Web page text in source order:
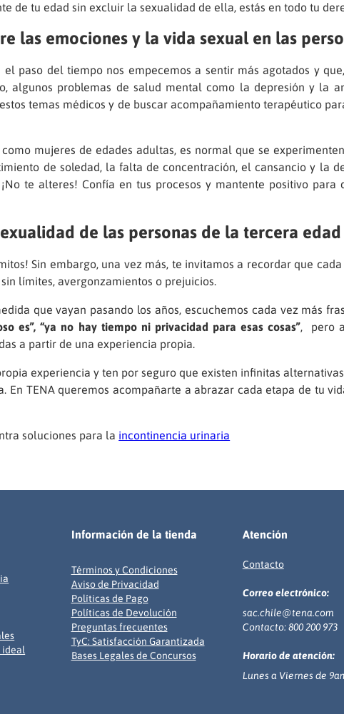
de tu edad sin excluir la sexualidad de ella, estás en todo tu
las emociones y la vida sexual en las
el paso del tiempo nos empecemos a sentir más agotados y
algunos problemas de salud mental como la depresión y la
temas médicos y de buscar acompañamiento terapéutico
mujeres de edades adultas, es normal que se
de soledad, la falta de concentración, el cansancio y la
te alteres! Confía en tus procesos y mantente positivo
de las personas de la tercera edad
Sin embargo, una vez más, te invitamos a recordar que
límites, avergonzamientos o prejuicios.
que vayan pasando los años, escuchemos cada vez más
es”, “ya no hay tiempo ni privacidad para esas cosas”, pero
a partir de una experiencia propia.
experiencia y ten por seguro que existen infinitas
En TENA queremos acompañarte a abrazar cada etapa de tu
soluciones para la incontinencia urinaria
ideal
Información de la tienda
Términos y Condiciones
Aviso de Privacidad
Políticas de Pago
Políticas de Devolución
Preguntas frecuentes
TyC: Satisfacción Garantizada
Bases Legales de Concursos
Atención
Contacto
Correo electrónico:
sac.chile@tena.com
Contacto: 800 200 973
Horario de atención:
Lunes a Viernes de